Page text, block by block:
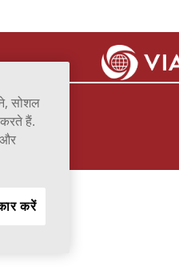
सोशल
हैं.
और
करें